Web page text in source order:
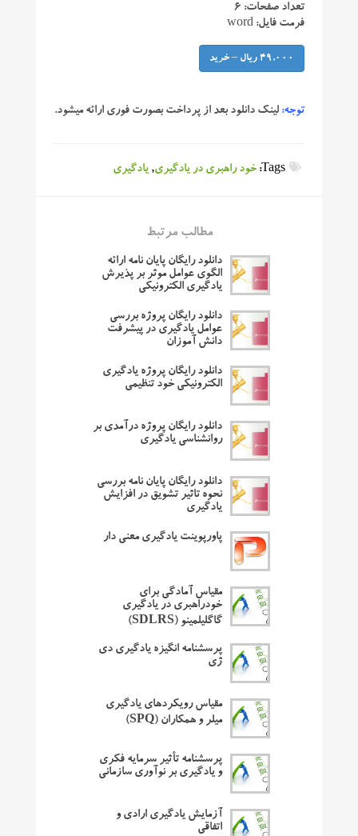
تعداد صفحات: ۶
فرمت فایل: word
49,000 ریال – خرید
توجه: لینک دانلود بعد از پرداخت بصورت فوری ارائه میشود.
Tags: خود راهبری در یادگیری,یادگیری
مطالب مرتبط
دانلود رایگان پایان نامه ارائه
الگوی عوامل موثر بر پذیرش
یادگیری الکترونیکی
دانلود رایگان پروژه بررسی
عوامل یادگیری در پیشرفت
دانش آموزان
دانلود رایگان پروژه یادگیری
الکترونیکی خود تنظیمی
دانلود رایگان پروژه درآمدی بر
روانشناسی یادگیری
دانلود رایگان پایان نامه بررسی
نحوه تاثیر تشویق در افزایش
یادگیری
پاورپوینت یادگیری معنی دار
مقیاس آمادگی برای
خودراهبری در یادگیری
گاگلیلمینو (SDLRS)
پرسشنامه انگیزه یادگیری دی
ژی
مقیاس رویکردهای یادگیری
میلر و همکاران (SPQ)
پرسشنامه تأثیر سرمایه فکری
و یادگیری بر نوآوری سازمانی
آزمایش یادگیری ارادی و
اتفاقی